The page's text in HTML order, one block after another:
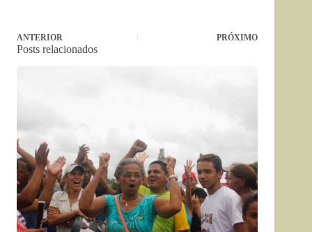
ANTERIOR PRÓXIMO
Posts relacionados